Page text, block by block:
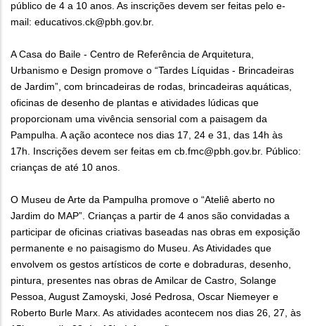
público de 4 a 10 anos. As inscrições devem ser feitas pelo e-
mail: educativos.ck@pbh.gov.br.
A Casa do Baile - Centro de Referência de Arquitetura,
Urbanismo e Design promove o “Tardes Líquidas - Brincadeiras
de Jardim”, com brincadeiras de rodas, brincadeiras aquáticas,
oficinas de desenho de plantas e atividades lúdicas que
proporcionam uma vivência sensorial com a paisagem da
Pampulha. A ação acontece nos dias 17, 24 e 31, das 14h às
17h. Inscrições devem ser feitas em cb.fmc@pbh.gov.br. Público:
crianças de até 10 anos.
O Museu de Arte da Pampulha promove o “Ateliê aberto no
Jardim do MAP”. Crianças a partir de 4 anos são convidadas a
participar de oficinas criativas baseadas nas obras em exposição
permanente e no paisagismo do Museu. As Atividades que
envolvem os gestos artísticos de corte e dobraduras, desenho,
pintura, presentes nas obras de Amilcar de Castro, Solange
Pessoa, August Zamoyski, José Pedrosa, Oscar Niemeyer e
Roberto Burle Marx. As atividades acontecem nos dias 26, 27, às